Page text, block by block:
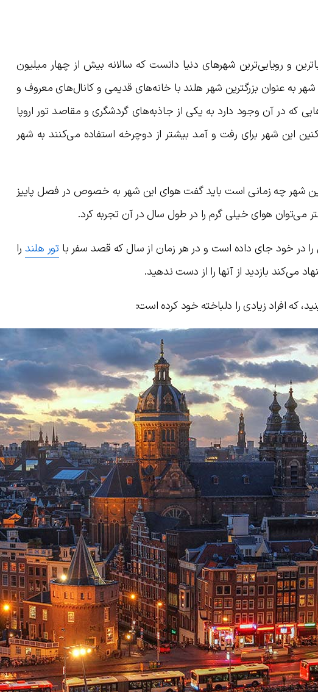
و رویایی‌ترین شهرهای دنیا دانست که سالانه بیش از چهار میلیون
شهر به عنوان بزرگترین شهر هلند با خانه‌های قدیمی و کانال‌های معروف و
که در آن وجود دارد به یکی از جاذبه‌های گردشگری و مقاصد تور اروپا
این شهر برای رفت و آمد بیشتر از دوچرخه استفاده می‌کنند به شهر
این شهر چه زمانی است باید گفت هوای این شهر به خصوص در فصل پاییز
می‌توان هوای خیلی گرم را در طول سال در آن تجربه کرد.
را در خود جای داده است و در هر زمان از سال که قصد سفر با تور هلند را
می‌کند بازدید از آنها را از دست ندهید.
که افراد زیادی را دلباخته خود کرده است: